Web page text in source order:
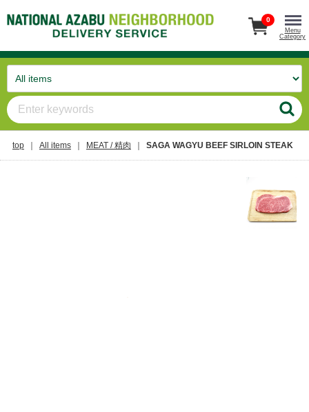
0
Menu
Category
top All items MEAT / 精肉 SAGA WAGYU BEEF SIRLOIN STEAK